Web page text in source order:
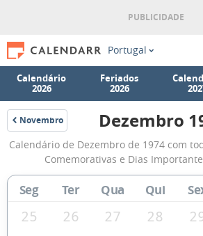
Portugal
Calendário
2026
Feriados
2026
Novembro
1974
de
de
1974
Dezembro
Calendário de Dezembro de 1974 com
Comemorativas e Dias
Seg Ter Qua Qui
25 26 27 28